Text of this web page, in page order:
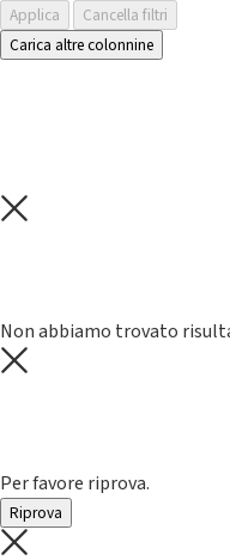
Applica
Cancella filtri
Carica altre colonnine
Non abbiamo trovato
Per favore riprova.
Riprova